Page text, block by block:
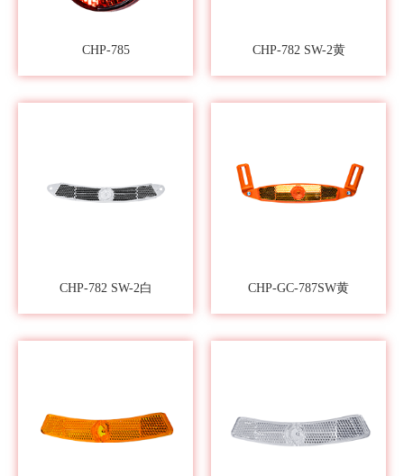
CHP-785 CHP-782 SW-2黄
CHP-782 SW-2白 CHP-GC-787SW黄